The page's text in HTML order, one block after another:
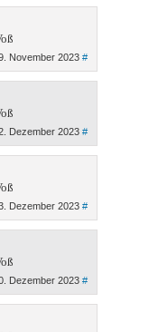
November 2023 #
Dezember 2023 #
Dezember 2023 #
Dezember 2023 #